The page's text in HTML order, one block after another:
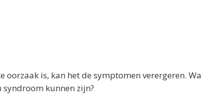
oorzaak is, kan het de symptomen verergeren.
kunnen zijn?